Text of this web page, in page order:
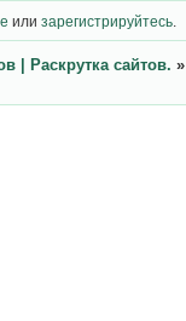
илизарегистрируйтесь
| Раскрутка сайтов. »